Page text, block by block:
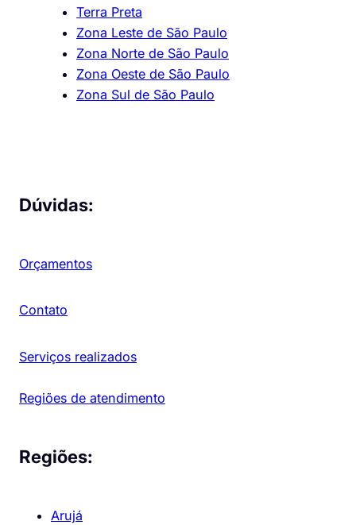
Terra Preta
Zona Leste de São Paulo
Zona Norte de São Paulo
Zona Oeste de São Paulo
Zona Sul de São Paulo
Dúvidas:
Orçamentos
Contato
Serviços realizados
Regiões de atendimento
Regiões:
Arujá